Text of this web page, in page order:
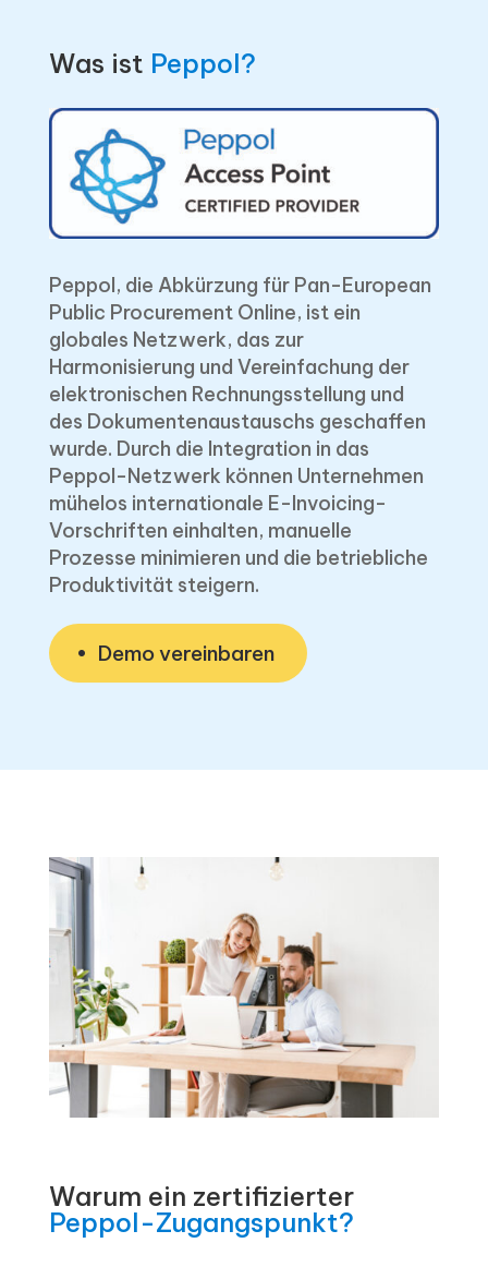
Was ist Peppol?
Peppol, die Abkürzung für Pan-European
Public Procurement Online, ist ein
globales Netzwerk, das zur
Harmonisierung und Vereinfachung der
elektronischen Rechnungsstellung und
des Dokumentenaustauschs geschaffen
wurde. Durch die Integration in das
Peppol-Netzwerk können Unternehmen
mühelos internationale E-Invoicing-
Vorschriften einhalten, manuelle
Prozesse minimieren und die betriebliche
Produktivität steigern.
Demo vereinbaren
Warum ein zertifizierter
Peppol-Zugangspunkt?